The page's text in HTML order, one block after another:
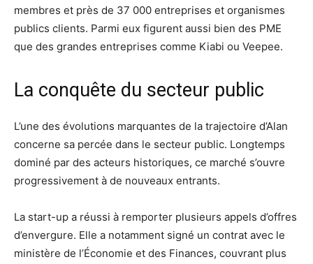
membres et près de 37 000 entreprises et organismes
publics clients. Parmi eux figurent aussi bien des PME
que des grandes entreprises comme Kiabi ou Veepee.
La conquête du secteur public
L’une des évolutions marquantes de la trajectoire d’Alan
concerne sa percée dans le secteur public. Longtemps
dominé par des acteurs historiques, ce marché s’ouvre
progressivement à de nouveaux entrants.
La start-up a réussi à remporter plusieurs appels d’offres
d’envergure. Elle a notamment signé un contrat avec le
ministère de l’Économie et des Finances, couvrant plus